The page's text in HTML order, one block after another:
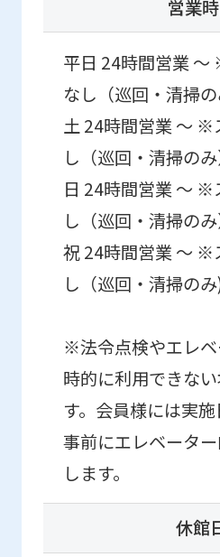
営業
平日 24時間営業
なし（巡回・清掃の
土 24時間営業 ～ ※
し（巡回・清掃のみ
日 24時間営業 ～ ※
し（巡回・清掃のみ
祝 24時間営業 ～ ※
し（巡回・清掃の
※法令点検やエレ
時的に利用できな
す。会員様には実施
事前にエレベータ
します。
休館
of
it